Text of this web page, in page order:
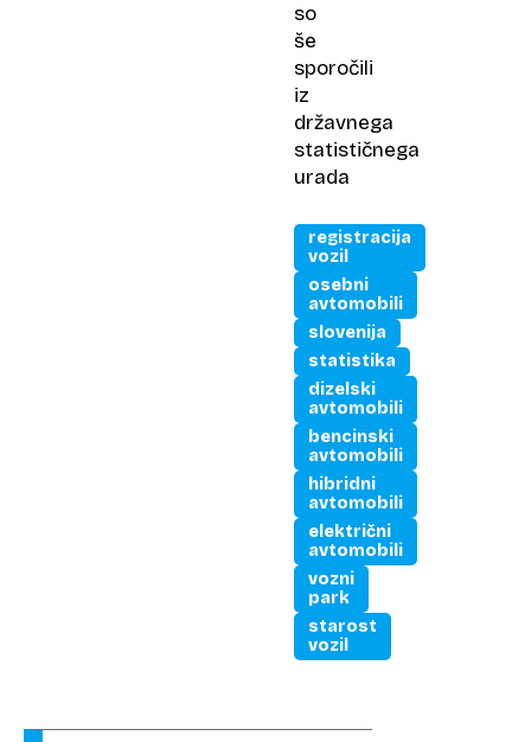
so
še
sporočili
iz
državnega
statističnega
urada
registracija
vozil
osebni
avtomobili
slovenija
statistika
dizelski
avtomobili
bencinski
avtomobili
hibridni
avtomobili
električni
avtomobili
vozni
park
starost
vozil